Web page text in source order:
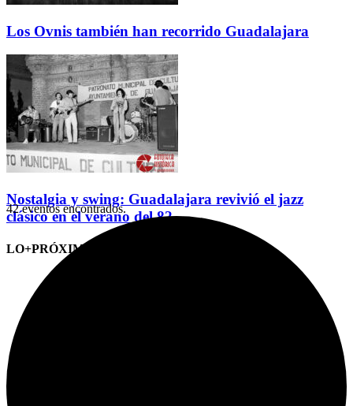
Los Ovnis también han recorrido Guadalajara
Nostalgia y swing: Guadalajara revivió el jazz
clásico en el verano del 82
LO+PRÓXIMO (CITAS)
42 eventos encontrados.